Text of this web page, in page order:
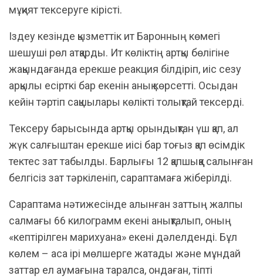
мұқият тексеруге кірісті.
Іздеу кезінде қызметтік ит Баронның көмегі
шешуші рөл атқарды. Ит көліктің артқы бөлігіне
жақындағанда ерекше реакция білдіріп, иіс сезу
арқылы есірткі бар екенін анық көрсетті. Осыдан
кейін тәртіп сақшылары көлікті толықтай тексерді.
Тексеру барысында артқы орындықтан үш қап, ал
жүк салғыштан ерекше иісі бар тоғыз қап өсімдік
тектес зат табылды. Барлығы 12 қапшыққа салынған
белгісіз зат тәркіленіп, сараптамаға жіберілді.
Сараптама нәтижесінде алынған заттың жалпы
салмағы 66 килограмм екені анықталып, оның
«кептірілген марихуана» екені дәлелденді. Бұл
көлем – аса ірі мөлшерге жатады және мұндай
заттар ел аумағына таралса, ондаған, тіпті